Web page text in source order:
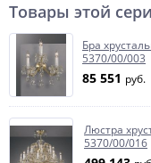
Товары этой
Бра
5370/00/003
85 551 руб.
Люстра
5370/00/016